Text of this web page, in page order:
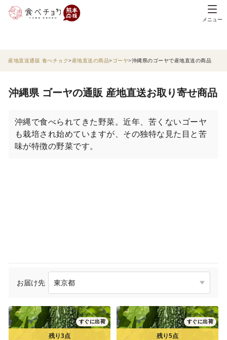
メニュー
産地直送通販 食べチョク 産地直送の商品 ゴーヤ 沖縄県のゴーヤで産地直送の商品
沖縄県 ゴーヤの通販 産地直送お取り寄せ商品
沖縄で食べられてきた野菜。近年、苦くないゴーヤ
も栽培され始めていますが、その独特な見た目と苦
味が特徴の野菜です。
お届け先
すぐに出荷 すぐに出荷